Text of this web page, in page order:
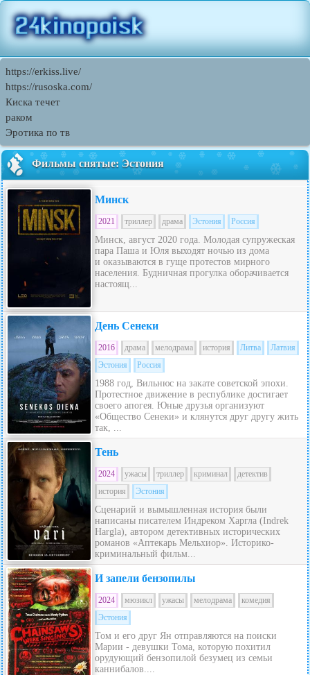
https://erkiss.live/
https://rusoska.com/
Киска течет
раком
Эротика по тв
Фильмы снятые: Эстония
Минск
2021 триллер драма Эстония Россия
Минск, август 2020 года. Молодая супружеская
пара Паша и Юля выходят ночью из дома
и оказываются в гуще протестов мирного
населения. Будничная прогулка оборачивается
настоящ...
День Сенеки
2016 драма мелодрама история Литва
Латвия
Эстония
Россия
1988 год, Вильнюс на закате советской эпохи.
Протестное движение в республике достигает
своего апогея. Юные друзья организуют
«Общество Сенеки» и клянутся друг другу жить
так, ...
Тень
2024 ужасы триллер криминал
детектив
история
Эстония
Сценарий и вымышленная история были
написаны писателем Индреком Харгла (Indrek
Hargla), автором детективных исторических
романов «Аптекарь Мельхиор». Историко-
криминальный фильм...
И запели бензопилы
2024 мюзикл ужасы мелодрама
комедия
Эстония
Том и его друг Ян отправляются на поиски
Марии - девушки Тома, которую похитил
орудующий бензопилой безумец из семьи
каннибалов....